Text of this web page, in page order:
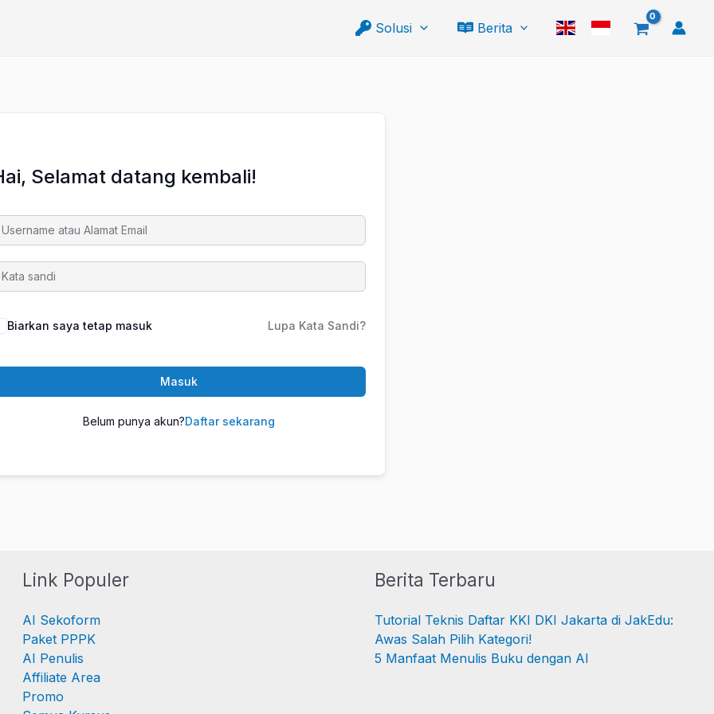
Solusi
Berita
Selamat datang kembali!
Biarkan saya tetap masuk Lupa Kata Sandi?
Masuk
Belum punya akun?Daftar sekarang
Link Populer
AI Sekoform
Paket PPPK
AI Penulis
Affiliate Area
Promo
Berita Terbaru
Tutorial Teknis Daftar KKI DKI Jakarta di JakEdu:
Awas Salah Pilih Kategori!
5 Manfaat Menulis Buku dengan AI